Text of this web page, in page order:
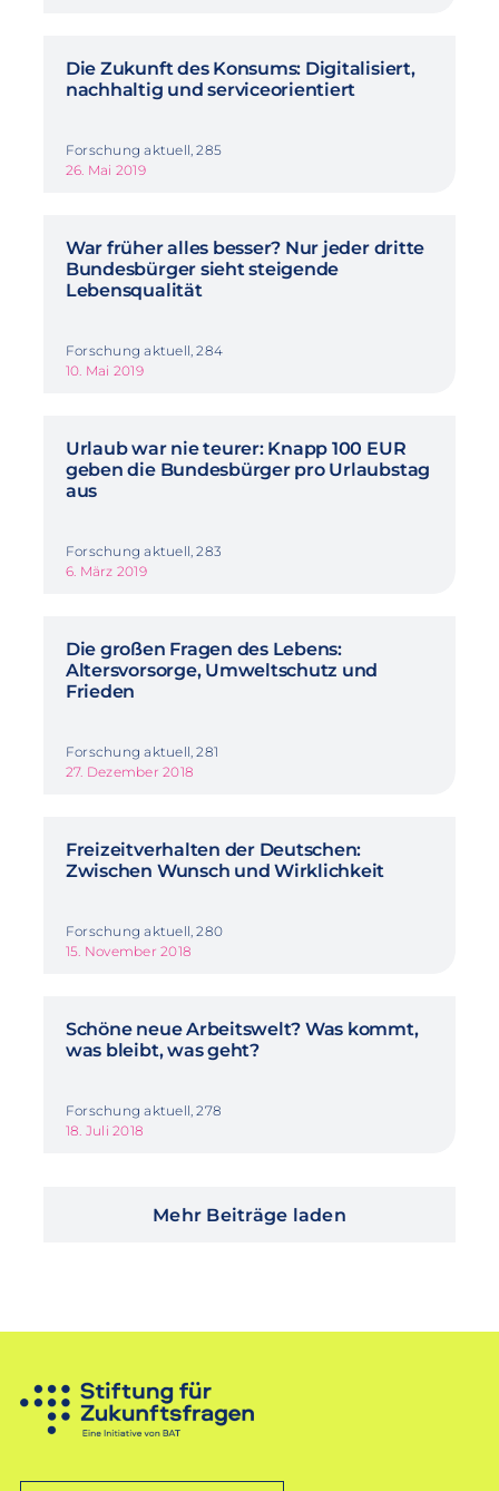
Die Zukunft des Konsums: Digitalisiert,
nachhaltig und serviceorientiert
Forschung aktuell, 285
26. Mai 2019
War früher alles besser? Nur jeder dritte
Bundesbürger sieht steigende
Lebensqualität
Forschung aktuell, 284
10. Mai 2019
Urlaub war nie teurer: Knapp 100 EUR
geben die Bundesbürger pro Urlaubstag
aus
Forschung aktuell, 283
6. März 2019
Die großen Fragen des Lebens:
Altersvorsorge, Umweltschutz und
Frieden
Forschung aktuell, 281
27. Dezember 2018
Freizeitverhalten der Deutschen:
Zwischen Wunsch und Wirklichkeit
Forschung aktuell, 280
15. November 2018
Schöne neue Arbeitswelt? Was kommt,
was bleibt, was geht?
Forschung aktuell, 278
18. Juli 2018
Mehr Beiträge laden